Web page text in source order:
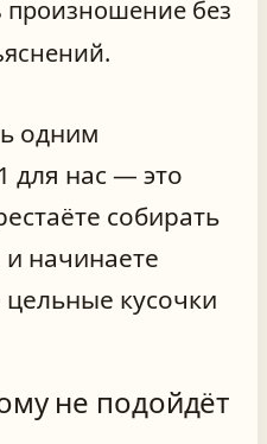
произношение без
одним
для нас — это
собирать
начинаете
кусочки
не подойдёт